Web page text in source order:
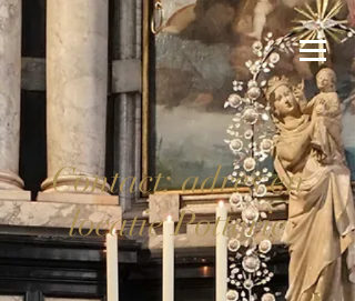
Contact: adres en
locatie Potterie